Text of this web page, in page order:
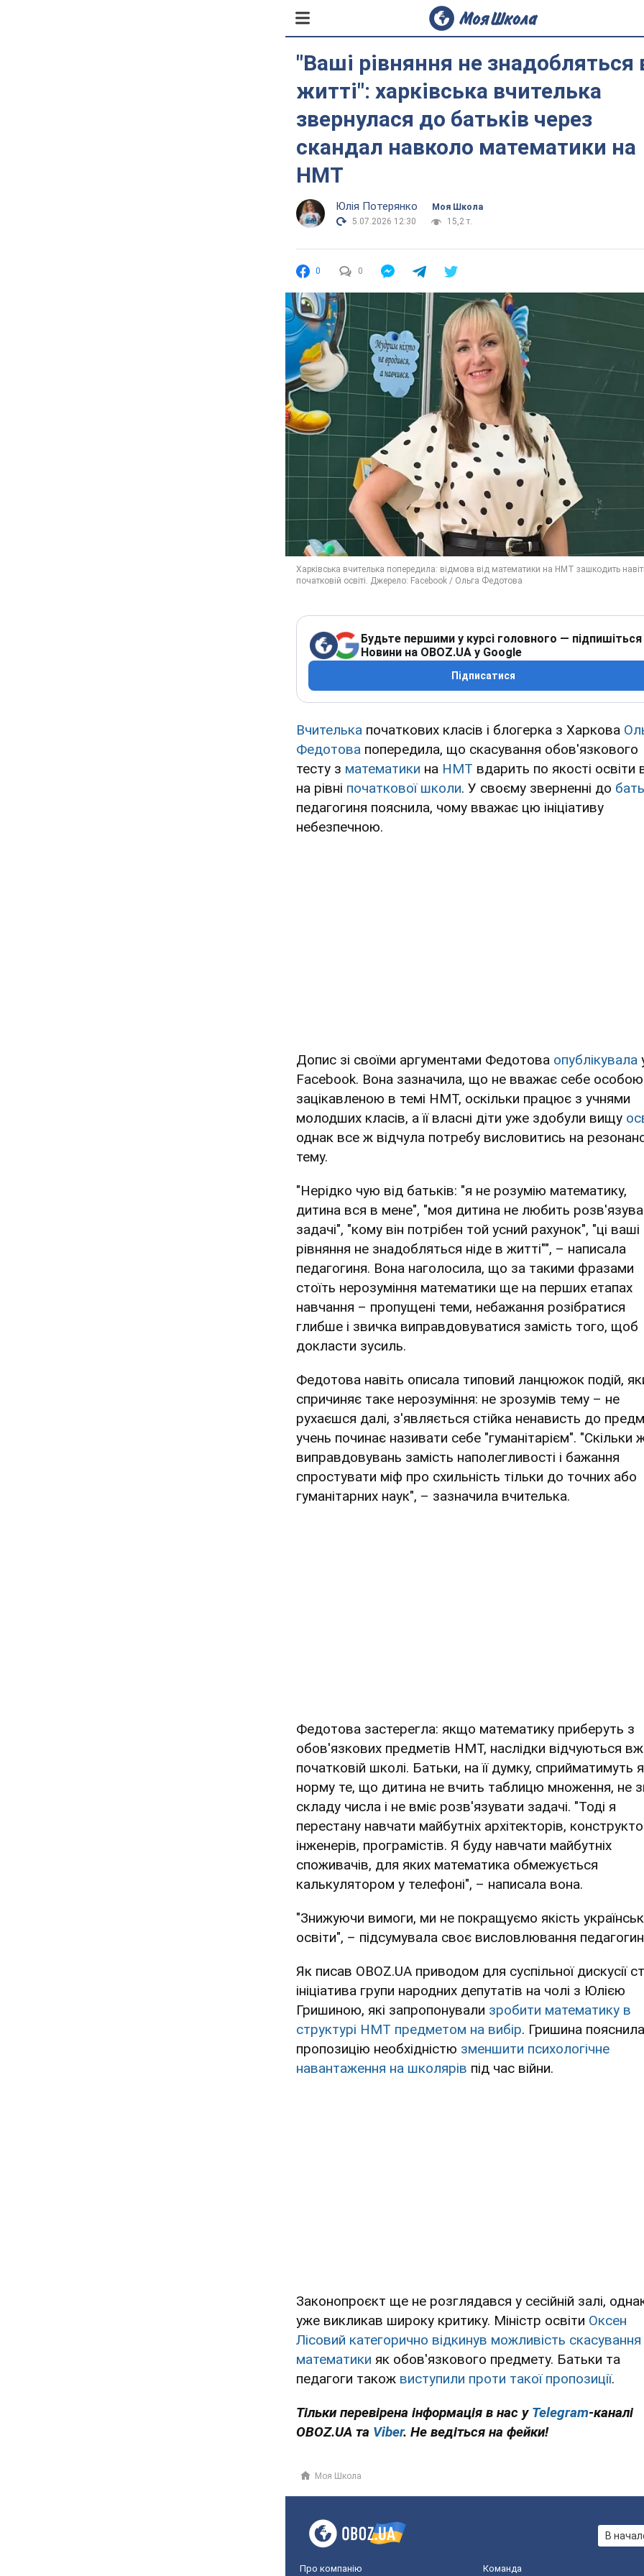
"Ваші рівняння не знадобляться
житті": харківська вчителька
звернулася до батьків через
скандал навколо математики на
НМТ
Юлія Потерянко
Моя Школа
5.07.2026 12:30
15,2 т.
0 0
Будьте першими у курсі головного — підпишіться
Новини на OBOZ.UA у Google
Підписатися
Вчителька початкових класів і блогерка з Харкова
Федотова попередила, що скасування обов'язкового
тесту з математики на НМТ вдарить по якості освіти
на рівні початкової школи. У своєму зверненні до
педагогиня пояснила, чому вважає цю ініціативу
небезпечною.
Допис зі своїми аргументами Федотова опублікувала
Facebook. Вона зазначила, що не вважає себе особою
зацікавленою в темі НМТ, оскільки працює з учнями
молодших класів, а її власні діти уже здобули вищу
однак все ж відчула потребу висловитись на
тему.
"Нерідко чую від батьків: "я не розумію математику,
дитина вся в мене", "моя дитина не любить
задачі", "кому він потрібен той усний рахунок", "ці ваші
рівняння не знадобляться ніде в житті"", – написала
педагогиня. Вона наголосила, що за такими фразами
стоїть нерозуміння математики ще на перших етапах
навчання – пропущені теми, небажання розібратися
глибше і звичка виправдовуватися замість того, щоб
докласти зусиль.
Федотова навіть описала типовий ланцюжок подій,
спричиняє таке нерозуміння: не зрозумів тему – не
рухаєшся далі, з'являється стійка ненависть до
учень починає називати себе "гуманітарієм". "Скільки
виправдовувань замість наполегливості і бажання
спростувати міф про схильність тільки до точних або
гуманітарних наук", – зазначила вчителька.
Федотова застерегла: якщо математику приберуть з
обов'язкових предметів НМТ, наслідки відчуються
початковій школі. Батьки, на її думку, сприйматимуть
норму те, що дитина не вчить таблицю множення, не
складу числа і не вміє розв'язувати задачі. "Тоді я
перестану навчати майбутніх архітекторів,
інженерів, програмістів. Я буду навчати майбутніх
споживачів, для яких математика обмежується
калькулятором у телефоні", – написала вона.
"Знижуючи вимоги, ми не покращуємо якість
освіти", – підсумувала своє висловлювання
Як писав OBOZ.UA приводом для суспільної дискусії
ініціатива групи народних депутатів на чолі з Юлією
Гришиною, які запропонували зробити математику в
структурі НМТ предметом на вибір. Гришина
пропозицію необхідністю зменшити психологічне
навантаження на школярів під час війни.
Законопроєкт ще не розглядався у сесійній залі,
уже викликав широку критику. Міністр освіти Оксен
Лісовий категорично відкинув можливість скасування
математики як обов'язкового предмету. Батьки та
педагоги також виступили проти такої пропозиції.
Тільки перевірена інформація в нас у Telegram-каналі
OBOZ.UA та Viber. Не ведіться на фейки!
Моя Школа
В
Про компанію Команда